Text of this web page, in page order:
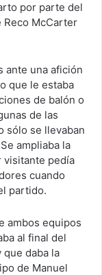
por parte del
Reco McCarter
ante una afición
que le estaba
de balón o
de las
sólo se llevaban
ampliaba la
visitante pedía
cuando
partido.
ambos equipos
al final del
daba la
de Manuel